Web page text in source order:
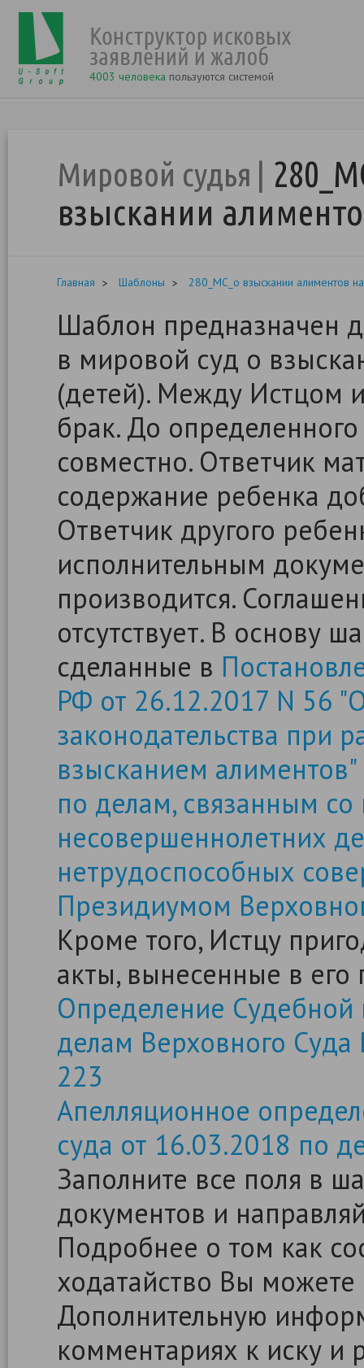
4003 человека пользуются системой
Мировой судья
взыскании
Главная Шаблоны 280_МС_о взыскании алиментов
Шаблон предназначен
в мировой суд о
(детей). Между Истцом
брак. До
совместно. Ответчик
содержание ребенка
Ответчик другого
исполнительным
производится.
отсутствует. В основу
сделанные в
РФ от 26.12.2017 N 56
законодательства при
взысканием алиментов"
по делам, связанным
несовершеннолетних
нетрудоспособных
Президиумом
Кроме того, Истцу
акты, вынесенные в его
Определение Судебной
делам Верховного
223
Апелляционное
суда от 16.03.2018 по
Заполните все поля в
документов и
Подробнее о том как
ходатайство Вы
Дополнительную
комментариях к иску и